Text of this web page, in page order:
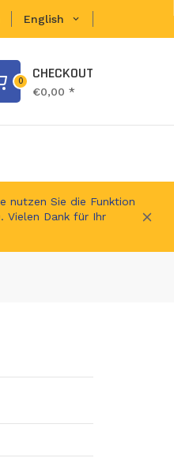
English
0 CHECKOUT
€0,00 *
nutzen Sie die Funktion
Vielen Dank für Ihr